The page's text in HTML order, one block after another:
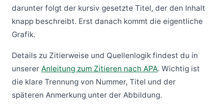
darunter folgt der kursiv gesetzte Titel, der den Inhalt
knapp beschreibt. Erst danach kommt die eigentliche
Grafik.
Details zu Zitierweise und Quellenlogik findest du in
unserer Anleitung zum Zitieren nach APA. Wichtig ist
die klare Trennung von Nummer, Titel und der
späteren Anmerkung unter der Abbildung.